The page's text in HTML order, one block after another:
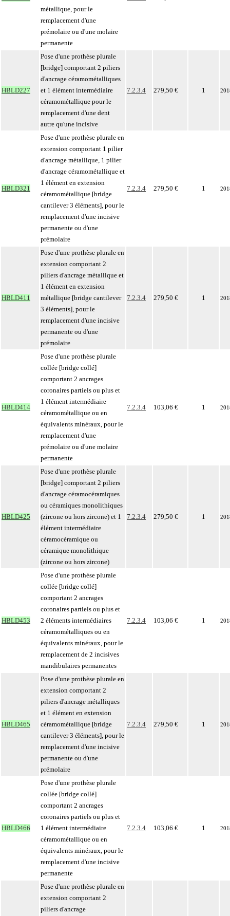
métallique, pour le
remplacement d'une
prémolaire ou d'une molaire
permanente
HBLD227
Pose d'une prothèse plurale
[bridge] comportant 2 piliers
d'ancrage céramométalliques
et 1 élément intermédiaire
céramométallique pour le
remplacement d'une dent
autre qu'une incisive
7.2.3.4 279,50 € 1
HBLD321
Pose d'une prothèse plurale en
extension comportant 1 pilier
d'ancrage métallique, 1 pilier
d'ancrage céramométallique et
1 élément en extension
céramométallique [bridge
cantilever 3 éléments], pour le
remplacement d'une incisive
permanente ou d'une
prémolaire
7.2.3.4 279,50 € 1
HBLD411
Pose d'une prothèse plurale en
extension comportant 2
piliers d'ancrage métallique et
1 élément en extension
métallique [bridge cantilever
3 éléments], pour le
remplacement d'une incisive
permanente ou d'une
prémolaire
7.2.3.4 279,50 € 1
HBLD414
Pose d'une prothèse plurale
collée [bridge collé]
comportant 2 ancrages
coronaires partiels ou plus et
1 élément intermédiaire
céramométallique ou en
équivalents minéraux, pour le
remplacement d'une
prémolaire ou d'une molaire
permanente
7.2.3.4 103,06 € 1
HBLD425
Pose d'une prothèse plurale
[bridge] comportant 2 piliers
d'ancrage céramocéramiques
ou céramiques monolithiques
(zircone ou hors zircone) et 1
élément intermédiaire
céramocéramique ou
céramique monolithique
(zircone ou hors zircone)
7.2.3.4 279,50 € 1
HBLD453
Pose d'une prothèse plurale
collée [bridge collé]
comportant 2 ancrages
coronaires partiels ou plus et
2 éléments intermédiaires
céramométalliques ou en
équivalents minéraux, pour le
remplacement de 2 incisives
mandibulaires permanentes
7.2.3.4 103,06 € 1
HBLD465
Pose d'une prothèse plurale en
extension comportant 2
piliers d'ancrage métalliques
et 1 élément en extension
céramométallique [bridge
cantilever 3 éléments], pour le
remplacement d'une incisive
permanente ou d'une
prémolaire
7.2.3.4 279,50 € 1
HBLD466
Pose d'une prothèse plurale
collée [bridge collé]
comportant 2 ancrages
coronaires partiels ou plus et
1 élément intermédiaire
céramométallique ou en
équivalents minéraux, pour le
remplacement d'une incisive
permanente
7.2.3.4 103,06 € 1
Pose d'une prothèse plurale en
extension comportant 2
piliers d'ancrage